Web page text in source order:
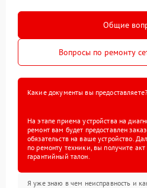
Общие
Вопросы по ремонту
Какие документы вы предоставляете?
На этапе приема устройства на
ремонт вам будет предоставлен
обязательств на ваше устройство.
по ремонту техники, вы получите
гарантийный талон.
Я уже знаю в чем неисправность и